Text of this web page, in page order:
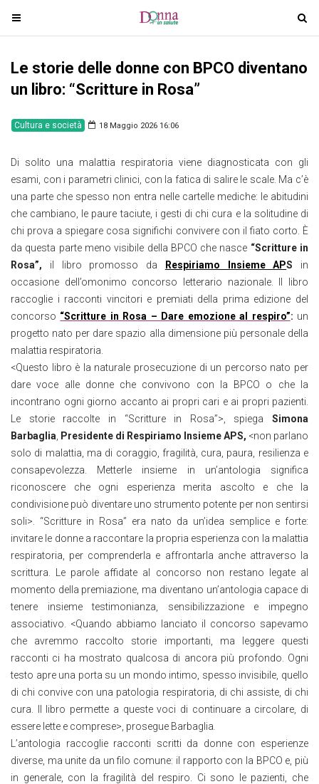
T
o
l
n
T
o
g
Le storie delle donne con BPCO diventano
un libro: “Scritture in Rosa”
Cultura e società 18 Maggio 2026 16:06
Di solito una malattia respiratoria viene diagnosticata con gli
esami, con i parametri clinici, con la fatica di salire le scale. Ma c’è
una parte che spesso non entra nelle cartelle mediche: le abitudini
che cambiano, le paure taciute, i gesti di chi cura e la solitudine di
chi prova a spiegare cosa significhi convivere con il fiato corto. È
da questa parte meno visibile della BPCO che nasce “Scritture in
Rosa”, il libro promosso da Respiriamo Insieme APS in
occasione dell’omonimo concorso letterario nazionale. Il libro
raccoglie i racconti vincitori e premiati della prima edizione del
concorso “Scritture in Rosa – Dare emozione al respiro”: un
progetto nato per dare spazio alla dimensione più personale della
malattia respiratoria.
<Questo libro è la naturale prosecuzione di un percorso nato per
dare voce alle donne che convivono con la BPCO o che la
incontrano ogni giorno accanto ai propri cari e ai propri pazienti.
Le storie raccolte in “Scritture in Rosa”>, spiega Simona
Barbaglia
Presidente di Respiriamo Insieme APS, <non parlano
solo di malattia, ma di coraggio, fragilità, cura, paura, resilienza e
consapevolezza. Metterle insieme in un’antologia significa
riconoscere che ogni esperienza merita ascolto e che la
condivisione può diventare uno strumento potente per non sentirsi
soli>. “Scritture in Rosa” era nato da un’idea semplice e forte:
invitare le donne a raccontare la propria esperienza con la malattia
respiratoria, per comprenderla e affrontarla anche attraverso la
scrittura. Le parole affidate al concorso non restano legate al
momento della premiazione, ma diventano un’antologia capace di
tenere insieme testimonianza, sensibilizzazione e impegno
associativo. <Quando abbiamo lanciato il concorso sapevamo
che avremmo raccolto storie importanti, ma leggere questi
racconti ci ha mostrato qualcosa di ancora più profondo. Ogni
testo apre una porta su un mondo intimo, spesso invisibile, quello
di chi convive con una patologia respiratoria, di chi assiste, di chi
cura. Il libro permette a queste voci di continuare a circolare, di
essere lette e comprese>, prosegue Barbaglia
L’antologia raccoglie racconti scritti da donne con esperienze
diverse, ma unite da un filo comune: il rapporto con la BPCO e, più
in generale, con la fragilità del respiro. Ci sono le pazienti, che